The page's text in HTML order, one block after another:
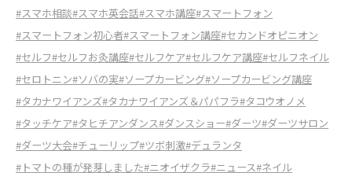
#スマホ相談#スマホ英会話#スマホ講座#スマートフォン
#スマートフォン初心者#スマートフォン講座#セカンドオピニオン
#セルフ#セルフお灸講座#セルフケア#セルフケア講座#セルフネイル
#セロトニン#ソバの実#ソープカービング#ソープカービング講座
#タカナワイアンズ#タカナワイアンズ＆パパフラ#タコウオノメ
#タッチケア#タヒチアンダンス#ダンスショー#ダーツ#ダーツサロン
#ダーツ大会#チューリップ#ツボ刺激#デュランタ
#トマトの種が発芽しました#ニオイザクラ#ニュース#ネイル